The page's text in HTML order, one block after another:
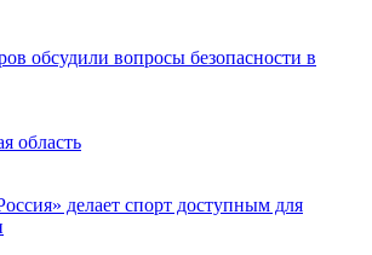
обсудили вопросы безопасности в
область
делает спорт доступным для